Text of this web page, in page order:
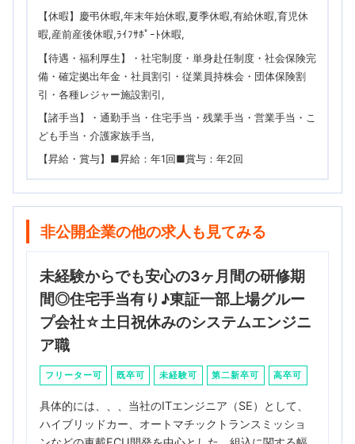
【休暇】慶弔休暇,年末年始休暇,夏季休暇,有給休暇,育児休
暇,産前産後休暇,ﾗｲﾌｻﾎﾟｰﾄ休暇
【待遇・福利厚生】・社宅制度・単身赴任制度・社会保険完
備・確定拠出年金・社員割引・従業員持株会・団体保険割
引・各種レジャー施設割引
【諸手当】・通勤手当・住宅手当・残業手当・営業手当・こ
ども手当・介護家族手当
【昇給・賞与】■昇給：年1回■賞与：年2回
非公開企業の他の求人も見てみる
未経験からでも安心の3ヶ月間の研修期
間◎住宅手当有り♪東証一部上場グルー
プ会社☆土日祝休みのシステムエンジニ
ア職
フリーター可 既卒可 未経験可 第二新卒可 高卒可
具体的には、、、当社のITエンジニア（SE）として、
ハイブリッドカー、オートマチックトランスミッショ